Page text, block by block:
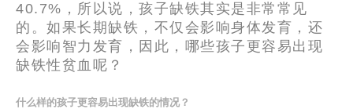
40.7%，所以说，孩子缺铁其实是非常常见
的。如果长期缺铁，不仅会影响身体发育，还
会影响智力发育，因此，哪些孩子更容易出现
缺铁性贫血呢？
什么样的孩子更容易出现缺铁的情况？